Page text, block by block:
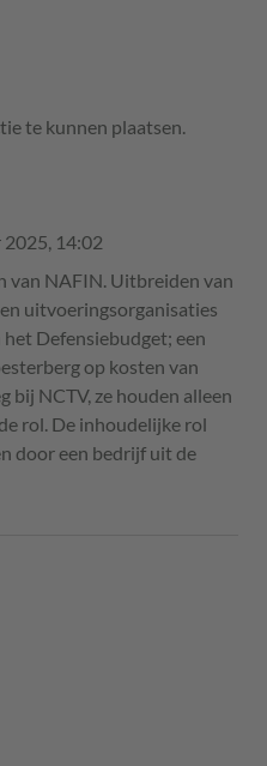
te kunnen plaatsen.
2025, 14:02
van NAFIN. Uitbreiden van
uitvoeringsorganisaties
Defensiebudget; een
op kosten van
bij NCTV, ze houden alleen
rol. De inhoudelijke rol
door een bedrijf uit de